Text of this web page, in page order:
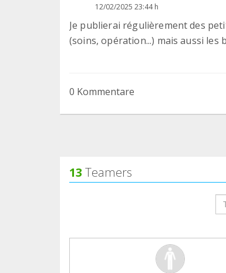
12/02/2025 23:44 h
Je publierai régulièrement des
(soins, opération...) mais aussi
0 Kommentare
13 Teamers